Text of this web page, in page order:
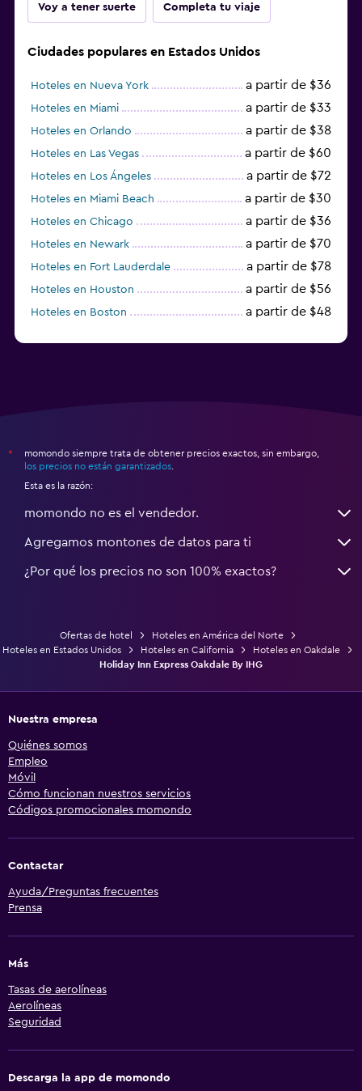
Voy a tener suerte Completa tu viaje
Ciudades populares en Estados Unidos
Hoteles en Nueva York a partir de $36
Hoteles en Miami a partir de $33
Hoteles en Orlando a partir de $38
Hoteles en Las Vegas a partir de $60
Hoteles en Los Ángeles a partir de $72
Hoteles en Miami Beach a partir de $30
Hoteles en Chicago a partir de $36
Hoteles en Newark a partir de $70
Hoteles en Fort Lauderdale a partir de $78
Hoteles en Houston a partir de $56
Hoteles en Boston a partir de $48
*
momondo siempre trata de obtener precios exactos, sin embargo,
los precios no están garantizados
Esta es la razón:
momondo no es el vendedor.
Agregamos montones de datos para ti
¿Por qué los precios no son 100% exactos?
Ofertas de hotel
Hoteles en América del Norte
Hoteles en Estados Unidos
Hoteles en California
Hoteles en Oakdale
Holiday Inn Express Oakdale By IHG
Nuestra empresa
Quiénes somos
Empleo
Móvil
Cómo funcionan nuestros servicios
Códigos promocionales momondo
Contactar
Ayuda/Preguntas frecuentes
Prensa
Más
Tasas de aerolíneas
Aerolíneas
Seguridad
Descarga la app de momondo